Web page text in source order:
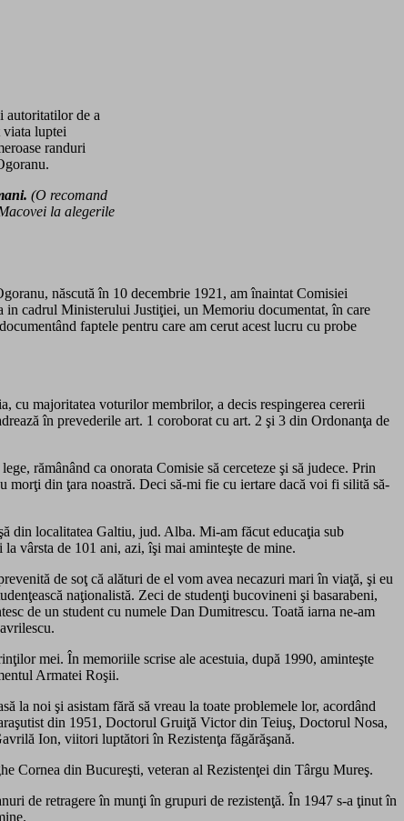
autoritatilor de a
viata luptei
randuri
(O recomand
la alegerile
născută în 10 decembrie 1921, am înaintat Comisiei
cadrul Ministerului Justiţiei, un Memoriu documentat, în care
faptele pentru care am cerut acest lucru cu probe
cu majoritatea voturilor membrilor, a decis respingerea cererii
în prevederile art. 1 coroborat cu art. 2 şi 3 din Ordonanţa de
rămânând ca onorata Comisie să cerceteze şi să judece. Prin
morţi din ţara noastră. Deci să-mi fie cu iertare dacă voi fi silită să-
din localitatea Galtiu, jud. Alba. Mi-am făcut educaţia sub
vârsta de 101 ani, azi, îşi mai aminteşte de mine.
de soţ că alături de el vom avea necazuri mari în viaţă, şi eu
naţionalistă. Zeci de studenţi bucovineni şi basarabeni,
de un student cu numele Dan Dumitrescu. Toată iarna ne-am
mei. În memoriile scrise ale acestuia, după 1990, aminteşte
Armatei Roşii.
la noi şi asistam fără să vreau la toate problemele lor, acordând
din 1951, Doctorul Gruiţă Victor din Teiuş, Doctorul Nosa,
Ion, viitori luptători în Rezistenţa făgărăşană.
Cornea din Bucureşti, veteran al Rezistenţei din Târgu Mureş.
de retragere în munţi în grupuri de rezistenţă. În 1947 s-a ţinut în